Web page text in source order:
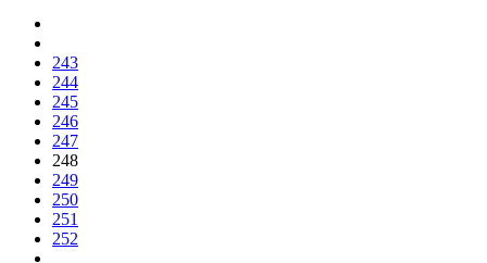
243
244
245
246
247
248
249
250
251
252